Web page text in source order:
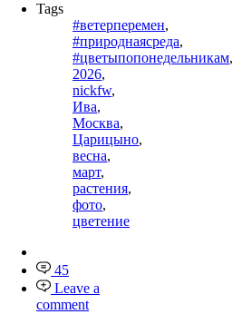
Tags
#ветерперемен,
#природнаясреда,
#цветыпопонедельникам,
2026,
nickfw,
Ива,
Москва,
Царицыно,
весна,
март,
растения,
фото,
цветение
45
Leave a
comment